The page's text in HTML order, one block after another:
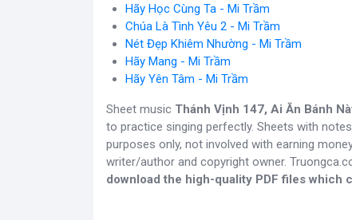
Hãy Học Cùng Ta - Mi Trầm
Chúa Là Tình Yêu 2 - Mi Trầm
Nét Đẹp Khiêm Nhường - Mi Trầm
Hãy Mang - Mi Trầm
Hãy Yên Tâm - Mi Trầm
Sheet music Thánh Vịnh 147, Ai Ăn Bánh
to practice singing perfectly. Sheets with
purposes only, not involved with earning
writer/author and copyright owner.
download the high-quality PDF files which